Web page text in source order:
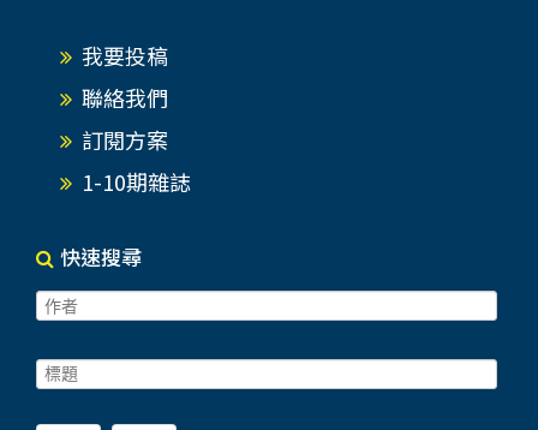
我要投稿
聯絡我們
訂閱方案
1-10期雜誌
快速搜尋